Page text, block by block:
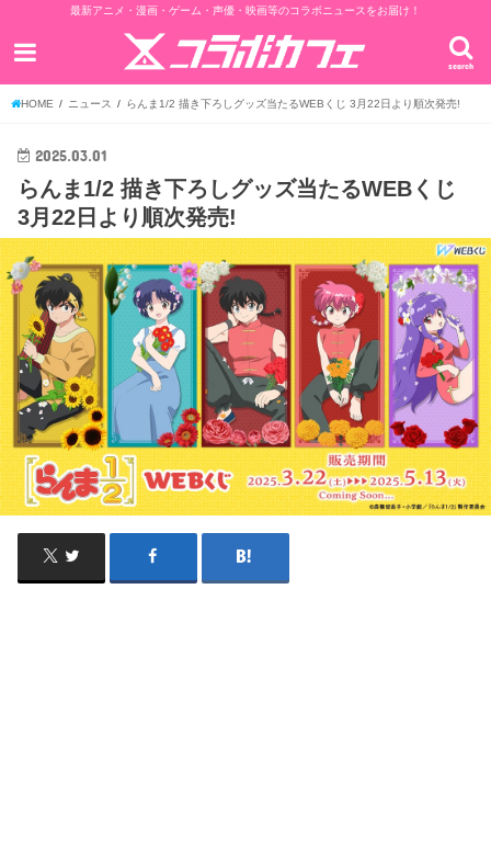
最新アニメ・漫画・ゲーム・声優・映画等のコラボニュースをお届け！
search
HOME ニュース らんま1/2 描き下ろしグッズ当たるWEBくじ 3月22日より順次発売!
2025.03.01
らんま1/2 描き下ろしグッズ当たるWEBくじ
3月22日より順次発売!